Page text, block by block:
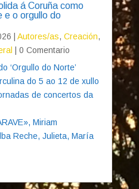
á Coruña como
e o orgullo do
Autores/as, Creación,
| 0 Comentario
‘Orgullo do Norte’
do 5 ao 12 de xullo
de concertos da
Miriam
Reche, Julieta, María